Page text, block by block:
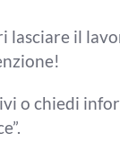
lasciare il
o chiedi